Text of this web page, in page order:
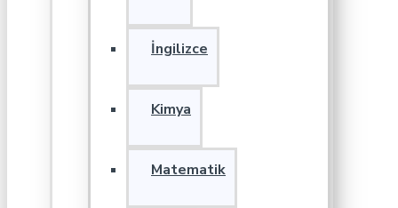
İngilizce
Kimya
Matematik